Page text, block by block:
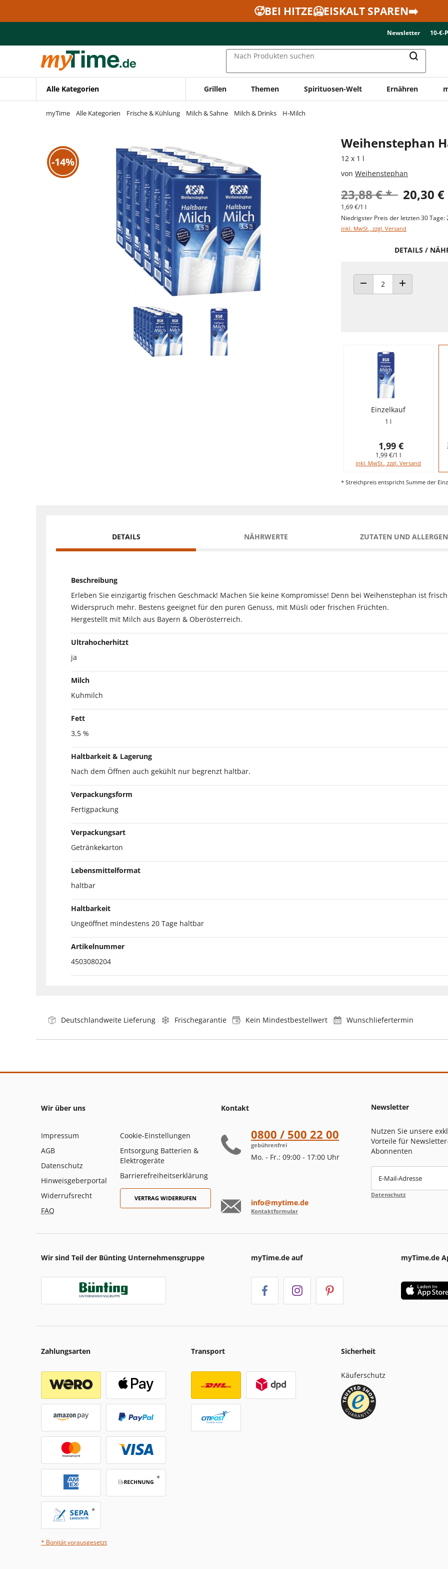
Zur Navigation springen
🥵BEI HITZE🥶EISKALT SPAREN➡️
Newsletter 10-€-
Nach Produkten suchen
Alle Kategorien Grillen Themen Spirituosen-Welt Ernähren
myTime Alle Kategorien Frische & Kühlung Milch & Sahne Milch & Drinks H-Milch
-14%
Weihenstephan
12 x 1 l
von Weihenstephan
23,88 € * 20,30 €
1,69 €/1 l
Niedrigster Preis der letzten 30 Tage:
inkl. MwSt., zzgl. Versand
DETAILS /
ANZAHL VERRINGERN
ANZAHL
Einzelkauf
1 l
1,99 €
1,99 €/1 l
inkl. MwSt., zzgl. Versand
* Streichpreis entspricht Summe der
DETAILS NÄHRWERTE ZUTATEN UND
Beschreibung
Erleben Sie einzigartig frischen Geschmack! Machen Sie keine Kompromisse! Denn bei Weihenstephan ist
Widerspruch mehr. Bestens geeignet für den puren Genuss, mit Müsli oder frischen Früchten.
Hergestellt mit Milch aus Bayern & Oberösterreich.
Ultrahocherhitzt
ja
Milch
Kuhmilch
Fett
3,5 %
Haltbarkeit & Lagerung
Nach dem Öffnen auch gekühlt nur begrenzt haltbar.
Verpackungsform
Fertigpackung
Verpackungsart
Getränkekarton
Lebensmittelformat
haltbar
Haltbarkeit
Ungeöffnet mindestens 20 Tage haltbar
Artikelnummer
4503080204
Deutschlandweite Lieferung Frischegarantie Kein Mindestbestellwert Wunschliefertermin
Wir über uns
Impressum
AGB
Datenschutz
Hinweisgeberportal
Widerrufsrecht
FAQ
Cookie-Einstellungen
Entsorgung Batterien &
Elektrogeräte
Barrierefreiheitserklärung
VERTRAG WIDERRUFEN
Kontakt
0800 / 500 22 00
gebührenfrei
Mo. - Fr.: 09:00 - 17:00 Uhr
info@mytime.de
Kontaktformular
Newsletter
Nutzen Sie unsere
Vorteile für
Abonnenten
E-Mail-Adresse
Datenschutz
Wir sind Teil der Bünting Unternehmensgruppe myTime.de auf myTime.de
Zahlungsarten
* Bonität vorausgesetzt
Transport Sicherheit
Käuferschutz